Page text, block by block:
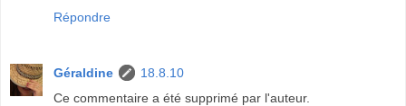
Répondre
Géraldine
18.8.10
Ce commentaire a été supprimé par l'auteur.